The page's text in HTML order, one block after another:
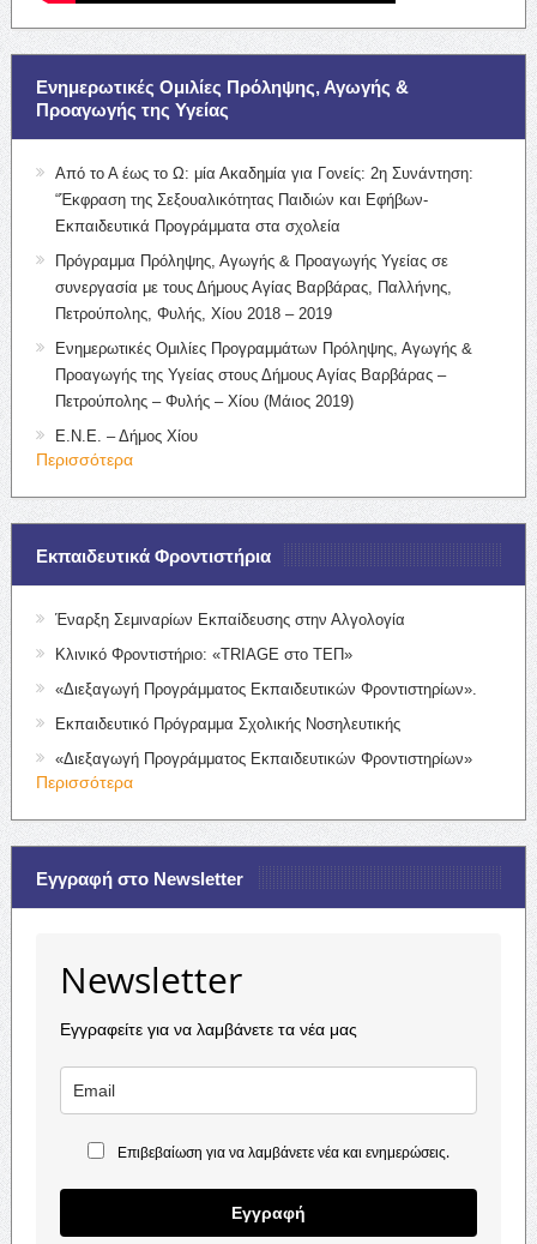
Ενημερωτικές Ομιλίες Πρόληψης, Αγωγής &
Προαγωγής της Υγείας
Από το Α έως το Ω: μία Ακαδημία για Γονείς: 2η Συνάντηση:
“Έκφραση της Σεξουαλικότητας Παιδιών και Εφήβων-
Εκπαιδευτικά Προγράμματα στα σχολεία
Πρόγραμμα Πρόληψης, Αγωγής & Προαγωγής Υγείας σε
συνεργασία με τους Δήμους Αγίας Βαρβάρας, Παλλήνης,
Πετρούπολης, Φυλής, Χίου 2018 – 2019
Ενημερωτικές Ομιλίες Προγραμμάτων Πρόληψης, Αγωγής &
Προαγωγής της Υγείας στους Δήμους Αγίας Βαρβάρας –
Πετρούπολης – Φυλής – Χίου (Μάιος 2019)
Ε.Ν.Ε. – Δήμος Χίου
Περισσότερα
Εκπαιδευτικά Φροντιστήρια
Έναρξη Σεμιναρίων Εκπαίδευσης στην Αλγολογία
Κλινικό Φροντιστήριο: «TRIAGE στο ΤΕΠ»
«Διεξαγωγή Προγράμματος Εκπαιδευτικών Φροντιστηρίων».
Εκπαιδευτικό Πρόγραμμα Σχολικής Νοσηλευτικής
«Διεξαγωγή Προγράμματος Εκπαιδευτικών Φροντιστηρίων»
Περισσότερα
Εγγραφή στο Newsletter
Newsletter
Εγγραφείτε για να λαμβάνετε τα νέα μας
Επιβεβαίωση για να λαμβάνετε νέα και ενημερώσεις.
Εγγραφή